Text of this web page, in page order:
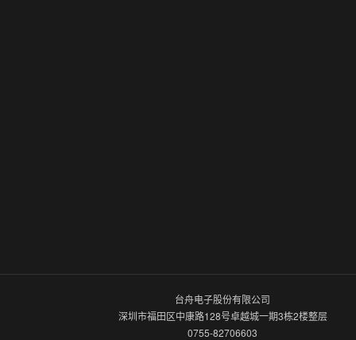
台舟电子股份有限公司
深圳市福田区中康路128号卓越城一期3栋2楼整层
0755-82706603